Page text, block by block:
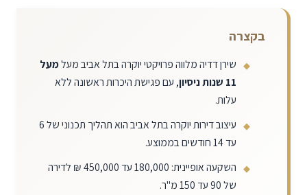
בקצרה
שירן דדיה מלווה פרויקטי יוקרה בתל אביב מעלמעל
11 שנות ניסיון
, עם פגישת היכרות ראשונה ללא
עלות.
עיצוב דירות יוקרה בתל אביב הוא תהליך תכנוני של 6
עד 14 חודשים בממוצע.
השקעה אופיינית: 180,000 עד 450,000 ₪ לדירה
של 90 עד 150 מ"ר.